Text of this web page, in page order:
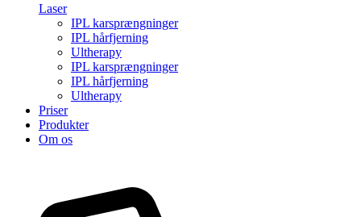
Laser
IPL karsprængninger
IPL hårfjerning
Ultherapy
IPL karsprængninger
IPL hårfjerning
Ultherapy
Priser
Produkter
Om os